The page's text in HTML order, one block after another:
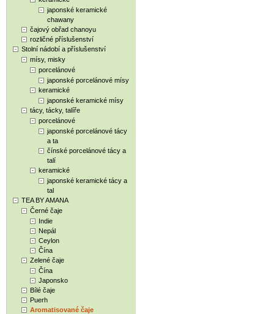
japonské keramické
chawany
čajový obřad chanoyu
rozličné příslušenství
Stolní nádobí a příslušenství
mísy, misky
porcelánové
japonské porcelánové mísy
keramické
japonské keramické mísy
tácy, tácky, talíře
porcelánové
japonské porcelánové tácy
a ta
čínské porcelánové tácy a
talí
keramické
japonské keramické tácy a
tal
TEA BY AMANA
Černé čaje
Indie
Nepál
Ceylon
Čína
Zelené čaje
Čína
Japonsko
Bílé čaje
Puerh
Aromatisované čaje